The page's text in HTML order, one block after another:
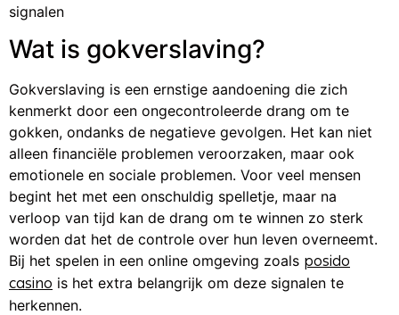
signalen
Wat is gokverslaving?
Gokverslaving is een ernstige aandoening die zich
kenmerkt door een ongecontroleerde drang om te
gokken, ondanks de negatieve gevolgen. Het kan niet
alleen financiële problemen veroorzaken, maar ook
emotionele en sociale problemen. Voor veel mensen
begint het met een onschuldig spelletje, maar na
verloop van tijd kan de drang om te winnen zo sterk
worden dat het de controle over hun leven overneemt.
Bij het spelen in een online omgeving zoals posido
casino is het extra belangrijk om deze signalen te
herkennen.